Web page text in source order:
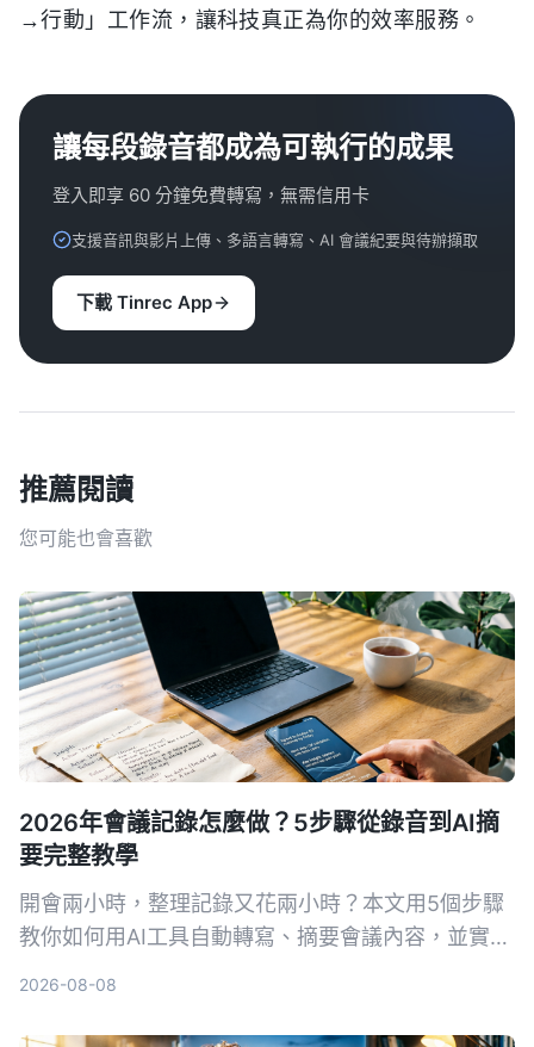
→行動」工作流，讓科技真正為你的效率服務。
讓每段錄音都成為可執行的成果
登入即享 60 分鐘免費轉寫，無需信用卡
支援音訊與影片上傳、多語言轉寫、AI 會議紀要與待辦擷取
下載 Tinrec App
推薦閱讀
您可能也會喜歡
2026年會議記錄怎麼做？5步驟從錄音到AI摘
要完整教學
開會兩小時，整理記錄又花兩小時？本文用5個步驟
教你如何用AI工具自動轉寫、摘要會議內容，並實測
2026-08-08